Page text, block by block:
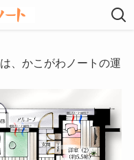
は、かこがわノートの運